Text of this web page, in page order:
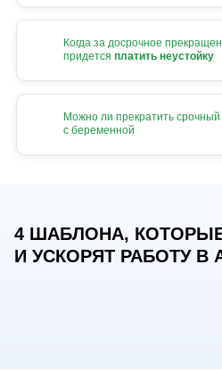
Когда за досрочное
придется платить неустойку
Можно ли прекратить срочный
с беременной
4 ШАБЛОНА,
И УСКОРЯТ РАБОТУ В